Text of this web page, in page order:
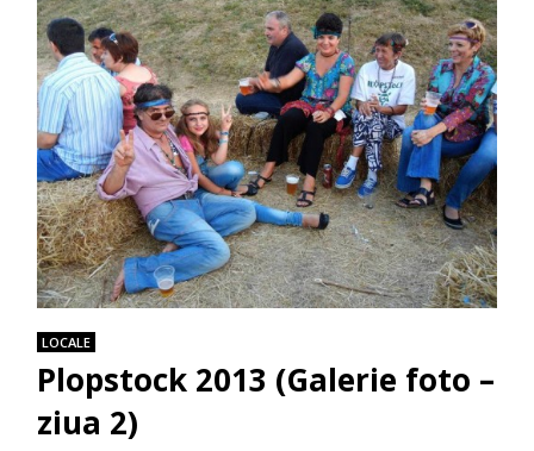
LOCALE
Plopstock 2013 (Galerie foto –
ziua 2)